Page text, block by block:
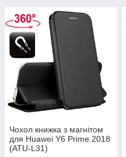
Чохол книжка з магнітом
для Huawei Y6 Prime 2018
(ATU-L31)